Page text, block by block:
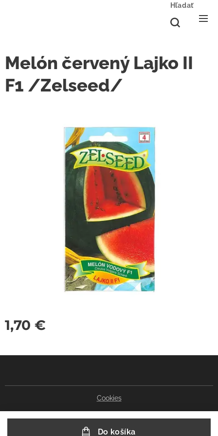
Hľadať
Melón červený Lajko II
F1 /Zelseed/
1,70 €
Do košíka
Cookies